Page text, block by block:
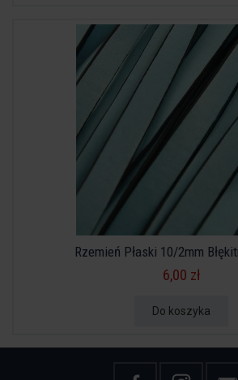
Rzemień Płaski 10/2mm
6,00 zł
Do koszyka